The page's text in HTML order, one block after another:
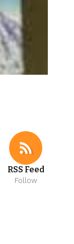
RSS Feed
Follow